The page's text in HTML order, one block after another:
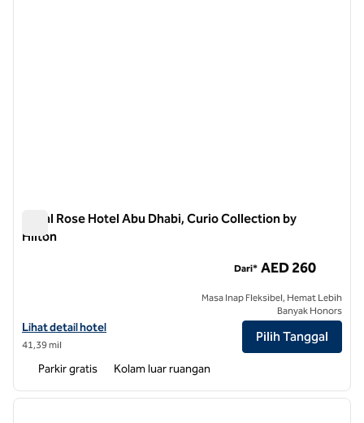
Royal Rose Hotel Abu Dhabi, Curio Collection by
Hilton
Lihat detail hotel untuk Royal Rose Hotel Abu Dhabi, Curio
Lihat detail hotel
41,39 mil
Dari* AED 260
Masa Inap Fleksibel, Hemat Lebih
Banyak Honors
Pilih Tanggal
Parkir gratis Kolam luar ruangan
1 dari 12